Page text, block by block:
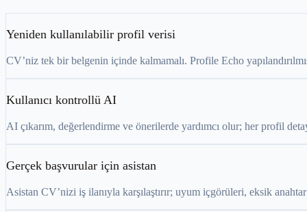
Yeniden kullanılabilir profil verisi
CV’niz tek bir belgenin içinde kalmamalı. Profile Echo
Kullanıcı kontrollü AI
AI çıkarım, değerlendirme ve önerilerde yardımcı olur; her profil
Gerçek başvurular için asistan
Asistan CV’nizi iş ilanıyla karşılaştırır; uyum içgörüleri, eksik